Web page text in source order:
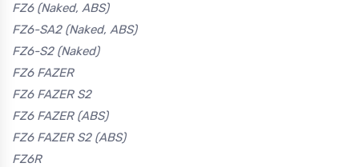
FZ6 (Naked, ABS)
FZ6-SA2 (Naked, ABS)
FZ6-S2 (Naked)
FZ6 FAZER
FZ6 FAZER S2
FZ6 FAZER (ABS)
FZ6 FAZER S2 (ABS)
FZ6R